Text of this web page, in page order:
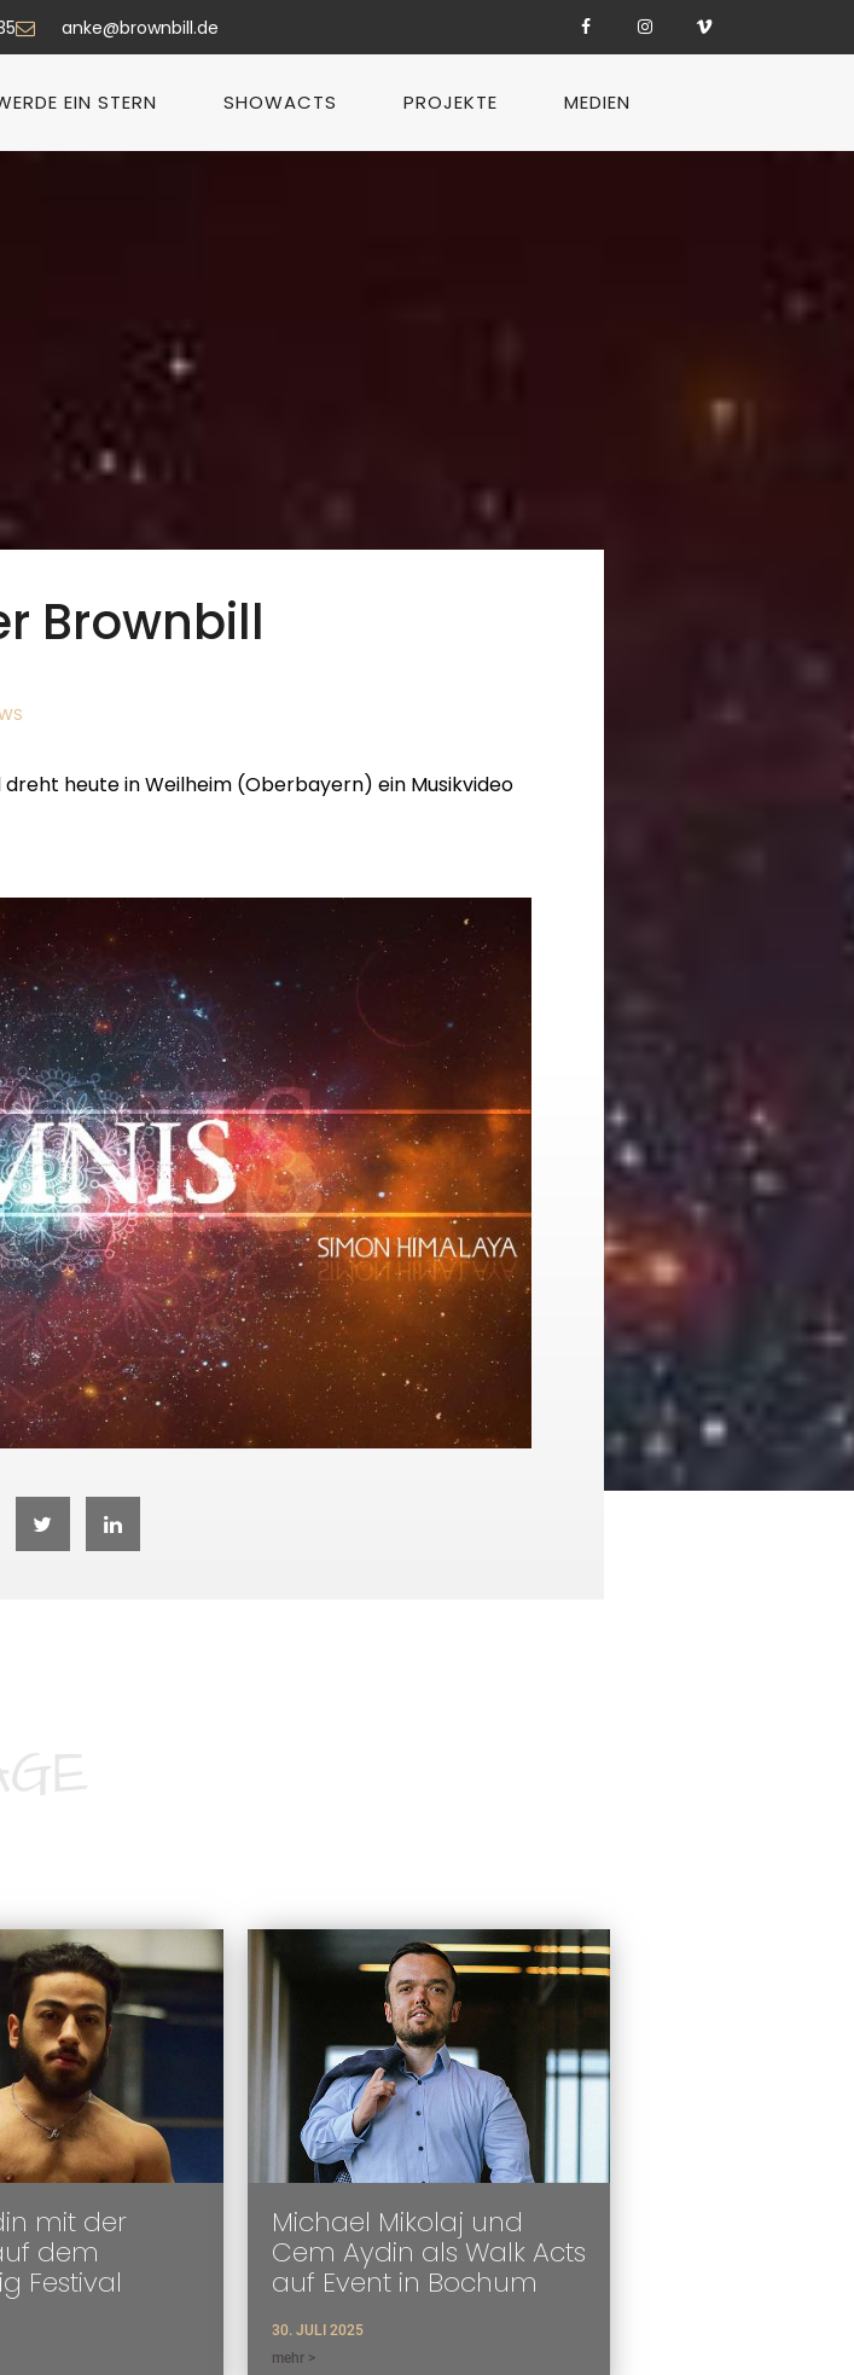
anke@brownbill.de
EIN STERN SHOWACTS PROJEKTE MEDIEN
Brownbill
heute in Weilheim (Oberbayern) ein Musikvideo
mit der
dem
Festival
Michael Mikolaj und
Cem Aydin als Walk Acts
auf Event in Bochum
30. JULI 2025
mehr >